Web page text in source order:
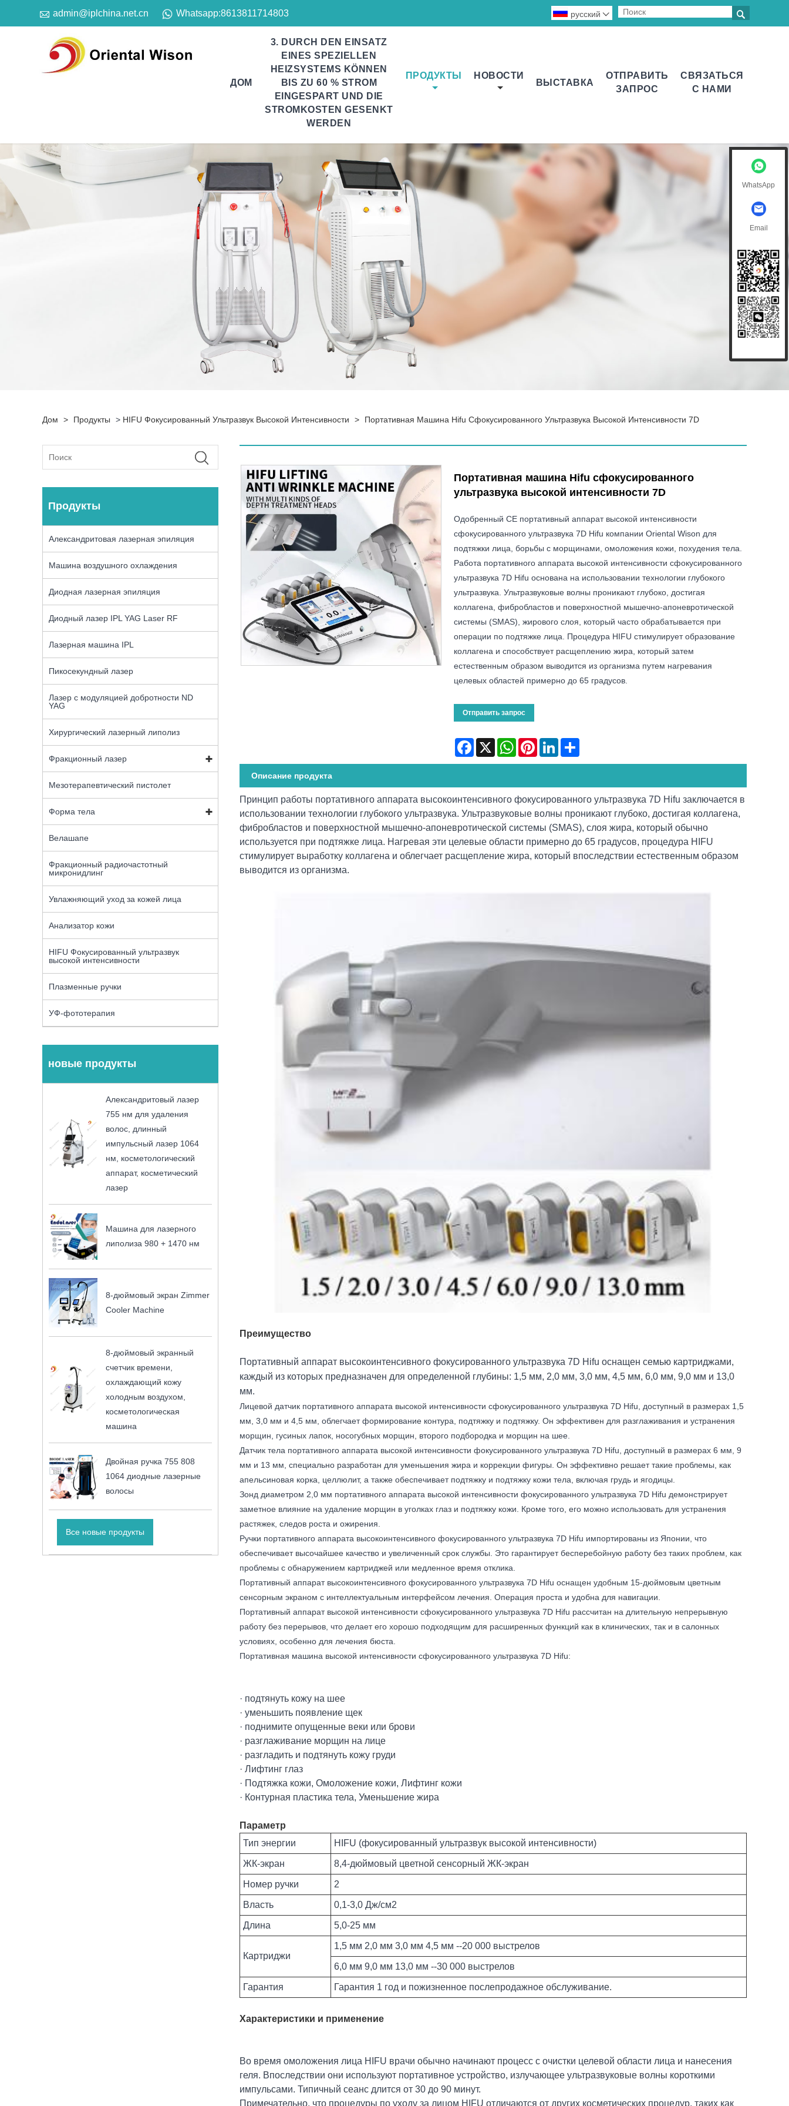
 admin@iplchina.net.cn Whatsapp:8613811714803 
русский 
ДОМ
3. DURCH DEN EINSATZ
EINES SPEZIELLEN
HEIZSYSTEMS KÖNNEN
BIS ZU 60 % STROM
EINGESPART UND DIE
STROMKOSTEN GESENKT
WERDEN
ПРОДУКТЫ НОВОСТИ
ВЫСТАВКА
ОТПРАВИТЬ
ЗАПРОС
СВЯЗАТЬСЯ
С НАМИ
Дом > Продукты > HIFU Фокусированный Ультразвук Высокой Интенсивности > Портативная Машина Hifu Сфокусированного Ультразвука Высокой Интенсивности 7D
Продукты
Александритовая лазерная эпиляция
Машина воздушного охлаждения
Диодная лазерная эпиляция
Диодный лазер IPL YAG Laser RF
Лазерная машина IPL
Пикосекундный лазер
Лазер с модуляцией добротности ND
YAG
Хирургический лазерный липолиз
Фракционный лазер
Мезотерапевтический пистолет
Форма тела
Велашапе
Фракционный радиочастотный
микронидлинг
Увлажняющий уход за кожей лица
Анализатор кожи
HIFU Фокусированный ультразвук
высокой интенсивности
Плазменные ручки
УФ-фототерапия
новые продукты
Александритовый лазер
755 нм для удаления
волос, длинный
импульсный лазер 1064
нм, косметологический
аппарат, косметический
лазер
Машина для лазерного
липолиза 980 + 1470 нм
8-дюймовый экран Zimmer
Cooler Machine
8-дюймовый экранный
счетчик времени,
охлаждающий кожу
холодным воздухом,
косметологическая
машина
Двойная ручка 755 808
1064 диодные лазерные
волосы
Все новые продукты
Портативная машина Hifu сфокусированного
ультразвука высокой интенсивности 7D
Одобренный CE портативный аппарат высокой интенсивности
сфокусированного ультразвука 7D Hifu компании Oriental Wison для
подтяжки лица, борьбы с морщинами, омоложения кожи, похудения тела.
Работа портативного аппарата высокой интенсивности сфокусированного
ультразвука 7D Hifu основана на использовании технологии глубокого
ультразвука. Ультразвуковые волны проникают глубоко, достигая
коллагена, фибробластов и поверхностной мышечно-апоневротической
системы (SMAS), жирового слоя, который часто обрабатывается при
операции по подтяжке лица. Процедура HIFU стимулирует образование
коллагена и способствует расщеплению жира, который затем
естественным образом выводится из организма путем нагревания
целевых областей примерно до 65 градусов.
Отправить запрос
Facebook
X WhatsAppPinterestLinkedInShare
Описание продукта
Принцип работы портативного аппарата высокоинтенсивного фокусированного ультразвука 7D Hifu заключается в
использовании технологии глубокого ультразвука. Ультразвуковые волны проникают глубоко, достигая коллагена,
фибробластов и поверхностной мышечно-апоневротической системы (SMAS), слоя жира, который обычно
используется при подтяжке лица. Нагревая эти целевые области примерно до 65 градусов, процедура HIFU
стимулирует выработку коллагена и облегчает расщепление жира, который впоследствии естественным образом
выводится из организма.
Преимущество
Портативный аппарат высокоинтенсивного фокусированного ультразвука 7D Hifu оснащен семью картриджами,
каждый из которых предназначен для определенной глубины: 1,5 мм, 2,0 мм, 3,0 мм, 4,5 мм, 6,0 мм, 9,0 мм и 13,0
мм.
Лицевой датчик портативного аппарата высокой интенсивности сфокусированного ультразвука 7D Hifu, доступный в размерах 1,5
мм, 3,0 мм и 4,5 мм, облегчает формирование контура, подтяжку и подтяжку. Он эффективен для разглаживания и устранения
морщин, гусиных лапок, носогубных морщин, второго подбородка и морщин на шее.
Датчик тела портативного аппарата высокой интенсивности фокусированного ультразвука 7D Hifu, доступный в размерах 6 мм, 9
мм и 13 мм, специально разработан для уменьшения жира и коррекции фигуры. Он эффективно решает такие проблемы, как
апельсиновая корка, целлюлит, а также обеспечивает подтяжку и подтяжку кожи тела, включая грудь и ягодицы.
Зонд диаметром 2,0 мм портативного аппарата высокой интенсивности фокусированного ультразвука 7D Hifu демонстрирует
заметное влияние на удаление морщин в уголках глаз и подтяжку кожи. Кроме того, его можно использовать для устранения
растяжек, следов роста и ожирения.
Ручки портативного аппарата высокоинтенсивного фокусированного ультразвука 7D Hifu импортированы из Японии, что
обеспечивает высочайшее качество и увеличенный срок службы. Это гарантирует бесперебойную работу без таких проблем, как
проблемы с обнаружением картриджей или медленное время отклика.
Портативный аппарат высокоинтенсивного фокусированного ультразвука 7D Hifu оснащен удобным 15-дюймовым цветным
сенсорным экраном с интеллектуальным интерфейсом лечения. Операция проста и удобна для навигации.
Портативный аппарат высокой интенсивности сфокусированного ультразвука 7D Hifu рассчитан на длительную непрерывную
работу без перерывов, что делает его хорошо подходящим для расширенных функций как в клинических, так и в салонных
условиях, особенно для лечения бюста.
Портативная машина высокой интенсивности сфокусированного ультразвука 7D Hifu:
· подтянуть кожу на шее
· уменьшить появление щек
· поднимите опущенные веки или брови
· разглаживание морщин на лице
· разгладить и подтянуть кожу груди
· Лифтинг глаз
· Подтяжка кожи, Омоложение кожи, Лифтинг кожи
· Контурная пластика тела, Уменьшение жира
Параметр
Тип энергии
HIFU (фокусированный ультразвук высокой интенсивности)
ЖК-экран 8,4-дюймовый цветной сенсорный ЖК-экран
Номер ручки 2
Власть 0,1-3,0 Дж/см2
Длина 5,0-25 мм
Картриджи
1,5 мм 2,0 мм 3,0 мм 4,5 мм --20 000 выстрелов
6,0 мм 9,0 мм 13,0 мм --30 000 выстрелов
Гарантия Гарантия 1 год и пожизненное послепродажное обслуживание.
Характеристики и применение
Во время омоложения лица HIFU врачи обычно начинают процесс с очистки целевой области лица и нанесения
геля. Впоследствии они используют портативное устройство, излучающее ультразвуковые волны короткими
импульсами. Типичный сеанс длится от 30 до 90 минут.
Примечательно, что процедуры по уходу за лицом HIFU отличаются от других косметических процедур, таких как
WhatsApp
Email